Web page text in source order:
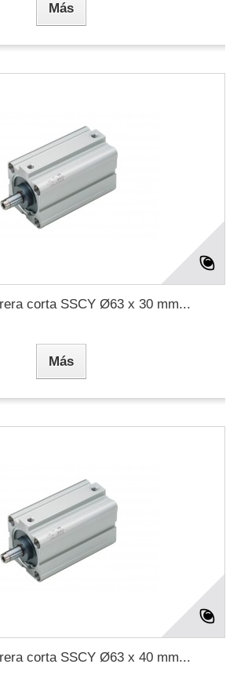
Más
corta SSCY Ø63 x 30 mm...
Más
corta SSCY Ø63 x 40 mm...